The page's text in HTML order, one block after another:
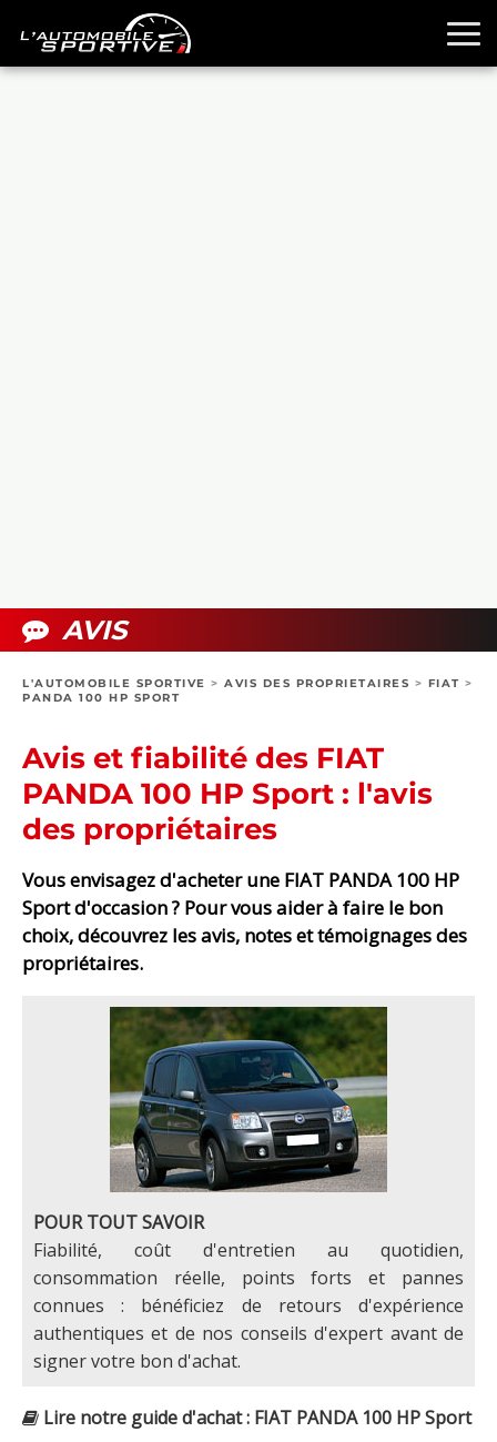
BOUTIQUE
AVIS
L'AUTOMOBILE SPORTIVE > AVIS DES PROPRIETAIRES > FIAT >
PANDA 100 HP SPORT
Avis et fiabilité des FIAT
PANDA 100 HP Sport : l'avis
des propriétaires
Vous envisagez d'acheter une FIAT PANDA 100 HP
Sport d'occasion ? Pour vous aider à faire le bon
choix, découvrez les avis, notes et témoignages des
propriétaires.
POUR TOUT SAVOIR
Fiabilité, coût d'entretien au quotidien,
consommation réelle, points forts et pannes
connues : bénéficiez de retours d'expérience
authentiques et de nos conseils d'expert avant de
signer votre bon d'achat.
Lire notre guide d'achat : FIAT PANDA 100 HP Sport